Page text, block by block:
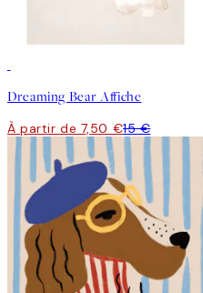
Dreaming Bear Affiche
À partir de 7,50 €15 €